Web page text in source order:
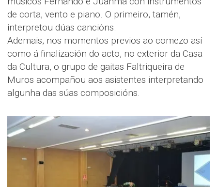
de corta, vento e piano. O primeiro, tamén,
interpretou dúas cancións.
Ademais, nos momentos previos ao comezo así
como á finalización do acto, no exterior da Casa
da Cultura, o grupo de gaitas Faltriqueira de
Muros acompañou aos asistentes interpretando
algunha das súas composicións.